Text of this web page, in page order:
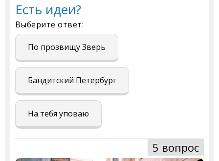
Есть идеи?
Выберите ответ:
По прозвищу Зверь
Бандитский Петербург
На тебя уповаю
5 вопрос